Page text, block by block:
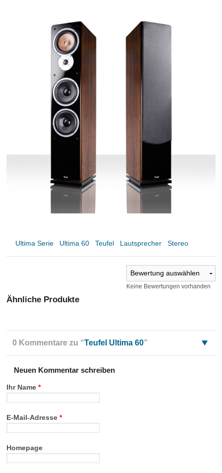
Ultima Serie Ultima 60 Teufel Lautsprecher Stereo
Keine Bewertungen vorhanden
Ähnliche Produkte
0 Kommentare zu “Teufel Ultima 60”
Neuen Kommentar schreiben
Ihr Name*
E-Mail-Adresse*
Homepage